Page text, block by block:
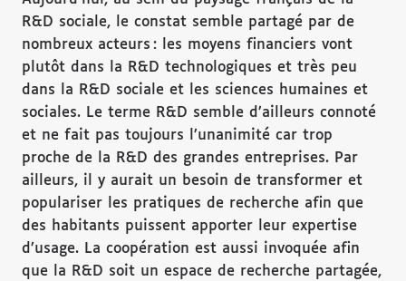
R&D sociale, le constat semble partagé par de
nombreux acteurs : les moyens financiers vont
plutôt dans la R&D technologiques et très peu
dans la R&D sociale et les sciences humaines et
sociales. Le terme R&D semble d’ailleurs connoté
et ne fait pas toujours l’unanimité car trop
proche de la R&D des grandes entreprises. Par
ailleurs, il y aurait un besoin de transformer et
populariser les pratiques de recherche afin que
des habitants puissent apporter leur expertise
d’usage. La coopération est aussi invoquée afin
que la R&D soit un espace de recherche partagée,